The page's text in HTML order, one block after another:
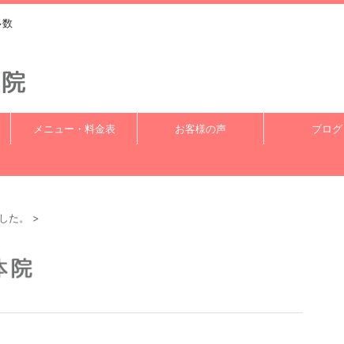
数
メニュー・料金表 お客様の声 ブログ
た。 >